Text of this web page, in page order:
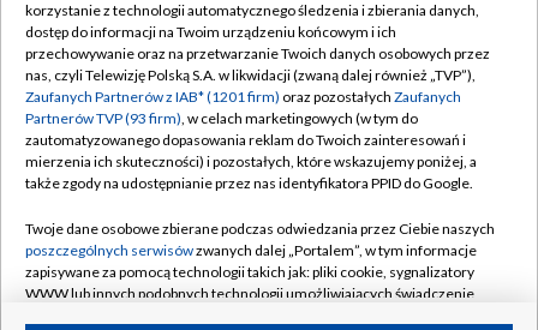
TVP
Abonament TVP
Emisja w TVP
Centrum informacji TVP
Naziemna Telewizja Cyfrowa
Rada Programowa
System NOS
Informacje o nadawcy
Regulamin TVP
Polityka prywatności
Moje zgody
Pomoc
Kontakt
korzystanie z technologii automatycznego śledzenia i zbierania danych,
dostęp do informacji na Twoim urządzeniu końcowym i ich
przechowywanie oraz na przetwarzanie Twoich danych osobowych przez
nas, czyli Telewizję Polską S.A. w likwidacji (zwaną dalej również „TVP”),
Zaufanych Partnerów z IAB* (1201 firm) oraz pozostałych Zaufanych
Partnerów TVP (93 firm), w celach marketingowych (w tym do
zautomatyzowanego dopasowania reklam do Twoich zainteresowań i
mierzenia ich skuteczności) i pozostałych, które wskazujemy poniżej, a
także zgody na udostępnianie przez nas identyfikatora PPID do Google.
Twoje dane osobowe zbierane podczas odwiedzania przez Ciebie naszych
poszczególnych serwisówzwanych dalej „Portalem”, w tym informacje
zapisywane za pomocą technologii takich jak: pliki cookie, sygnalizatory
WWW lub innych podobnych technologii umożliwiających świadczenie